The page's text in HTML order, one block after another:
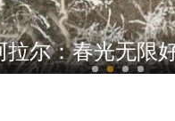
市：良好生态吸
拉尔：春光无限